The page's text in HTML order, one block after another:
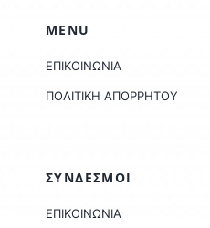
MENU
ΕΠΙΚΟΙΝΩΝΙΑ
ΠΟΛΙΤΙΚΗ ΑΠΟΡΡΗΤΟΥ
ΣΥΝΔΕΣΜΟΙ
ΕΠΙΚΟΙΝΩΝΙΑ